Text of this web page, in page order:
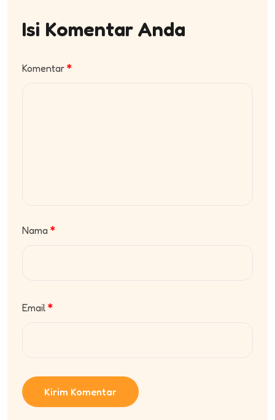
Isi Komentar Anda
Komentar
Nama
Email
Kirim Komentar